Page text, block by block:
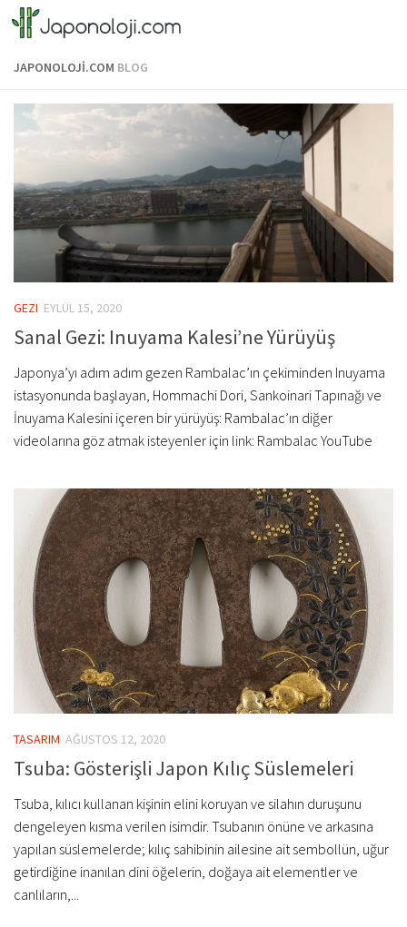
Skip to content
JAPONOLOJI.COM BLOG
GEZI EYLÜL 15, 2020
Sanal Gezi: Inuyama Kalesi’ne Yürüyüş
Japonya’yı adım adım gezen Rambalac’ın çekiminden Inuyama
istasyonunda başlayan, Hommachi Dori, Sankoinari Tapınağı ve
İnuyama Kalesini içeren bir yürüyüş: Rambalac’ın diğer
videolarına göz atmak isteyenler için link: Rambalac YouTube
TASARIM AĞUSTOS 12, 2020
Tsuba: Gösterişli Japon Kılıç Süslemeleri
Tsuba, kılıcı kullanan kişinin elini koruyan ve silahın duruşunu
dengeleyen kısma verilen isimdir. Tsubanın önüne ve arkasına
yapılan süslemelerde; kılıç sahibinin ailesine ait sembollün, uğur
getirdiğine inanılan dini öğelerin, doğaya ait elementler ve
canlıların,...